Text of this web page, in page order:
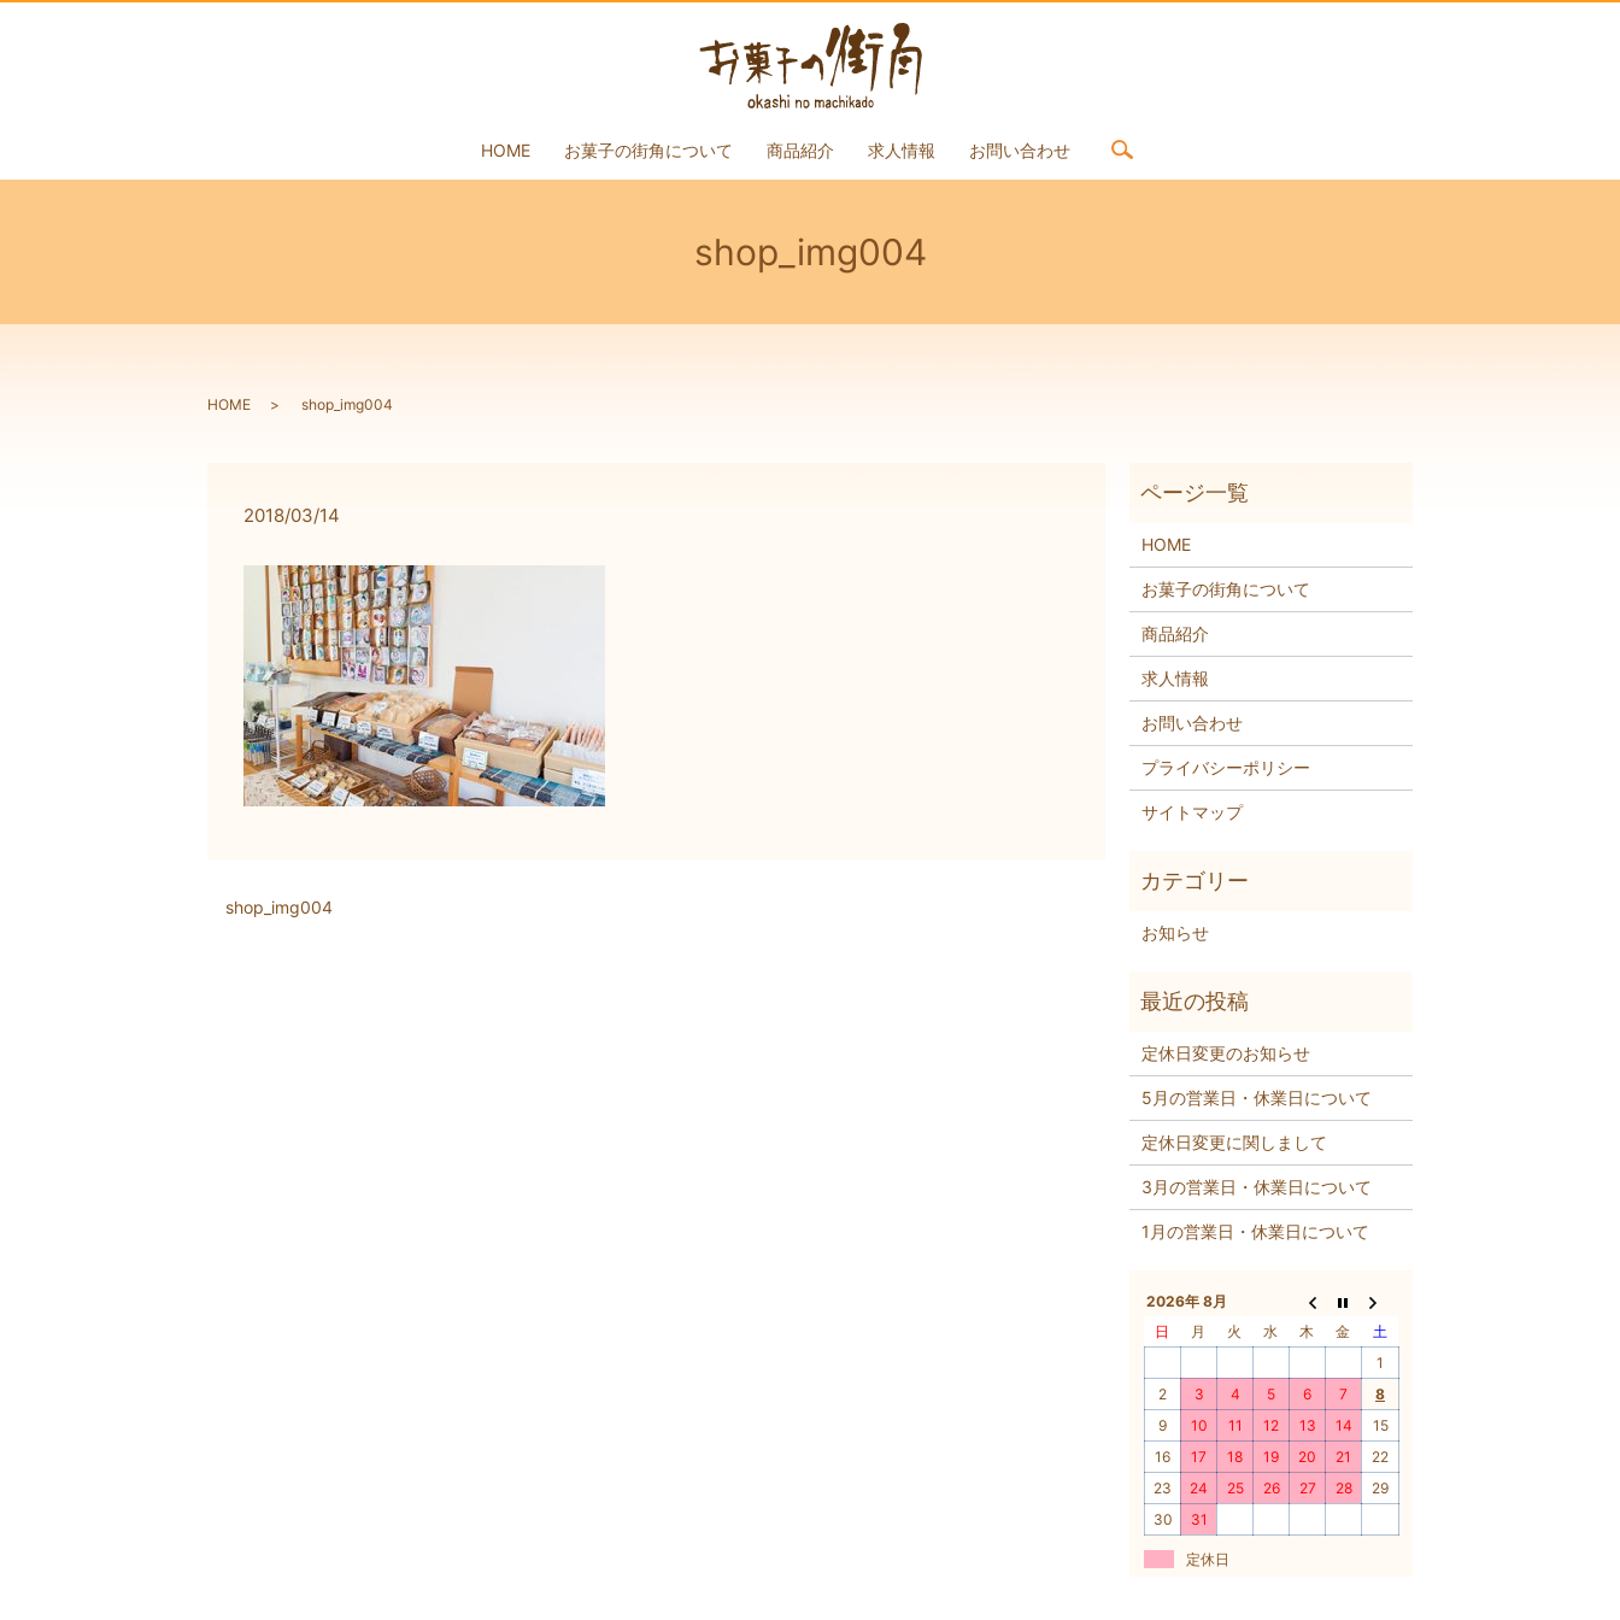
HOME お菓子の街角について 商品紹介 求人情報 お問い合わせ
shop_img004
HOME shop_img004
2018/03/14
shop_img004
HOME
お菓子の街角について
商品紹介
求人情報
お問い合わせ
プライバシーポリシー
サイトマップ
お知らせ
定休日変更のお知らせ
5月の営業日・休業日について
定休日変更に関しまして
3月の営業日・休業日について
1月の営業日・休業日について
2026年 8月
日
月 火 水 木 金
土
1
2
3 4 5 6 7
8
9
10 11 12 13 14
15
16
17 18 19 20 21
22
23
24 25 26 27 28
29
30
31
定休日